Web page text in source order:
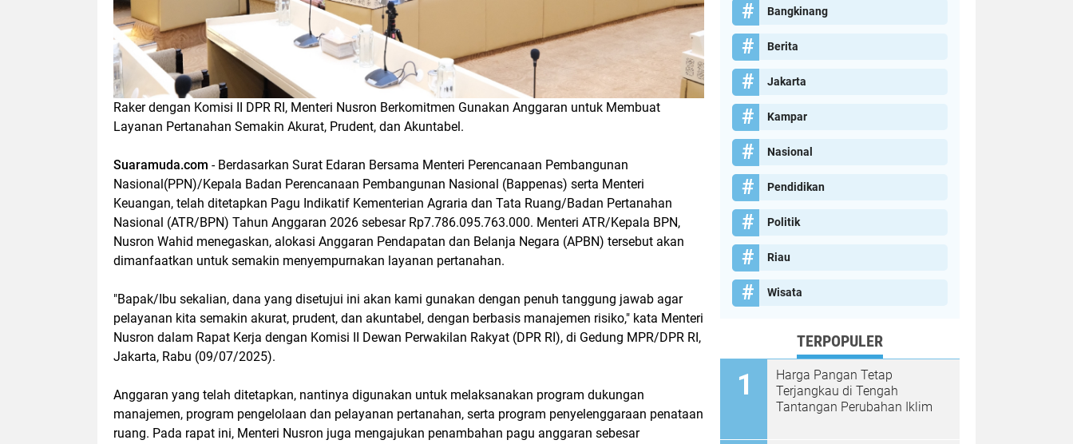
Raker dengan Komisi II DPR RI, Menteri Nusron Berkomitmen Gunakan Anggaran untuk Membuat
Layanan Pertanahan Semakin Akurat, Prudent, dan Akuntabel.
Suaramuda.com - Berdasarkan Surat Edaran Bersama Menteri Perencanaan Pembangunan
Nasional(PPN)/Kepala Badan Perencanaan Pembangunan Nasional (Bappenas) serta Menteri
Keuangan, telah ditetapkan Pagu Indikatif Kementerian Agraria dan Tata Ruang/Badan Pertanahan
Nasional (ATR/BPN) Tahun Anggaran 2026 sebesar Rp7.786.095.763.000. Menteri ATR/Kepala BPN,
Nusron Wahid menegaskan, alokasi Anggaran Pendapatan dan Belanja Negara (APBN) tersebut akan
dimanfaatkan untuk semakin menyempurnakan layanan pertanahan.
"Bapak/Ibu sekalian, dana yang disetujui ini akan kami gunakan dengan penuh tanggung jawab agar
pelayanan kita semakin akurat, prudent, dan akuntabel, dengan berbasis manajemen risiko," kata Menteri
Nusron dalam Rapat Kerja dengan Komisi II Dewan Perwakilan Rakyat (DPR RI), di Gedung MPR/DPR RI,
Jakarta, Rabu (09/07/2025).
Anggaran yang telah ditetapkan, nantinya digunakan untuk melaksanakan program dukungan
manajemen, program pengelolaan dan pelayanan pertanahan, serta program penyelenggaraan penataan
ruang. Pada rapat ini, Menteri Nusron juga mengajukan penambahan pagu anggaran sebesar
Bangkinang
Berita
Jakarta
Kampar
Nasional
Pendidikan
Politik
Riau
Wisata
TERPOPULER
Harga Pangan Tetap
Terjangkau di Tengah
Tantangan Perubahan Iklim